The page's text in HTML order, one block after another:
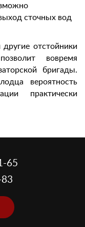
сточных вод
отстойники
вовремя
бригады.
вероятность
практически
65